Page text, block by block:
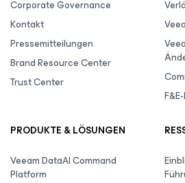
Corporate Governance
Kontakt
Pressemitteilungen
Brand Resource Center
Trust Center
PRODUKTE & LÖSUNGEN
Veeam DataAI Command
Platform